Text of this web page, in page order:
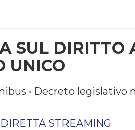
SUL
UNICO
• Decreto legislativo
STREAMING